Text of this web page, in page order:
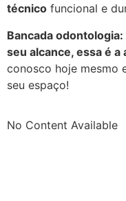
técnico funcional e
Bancada
seu alcance, essa é
conosco hoje mesmo
seu espaço!
No Content Available